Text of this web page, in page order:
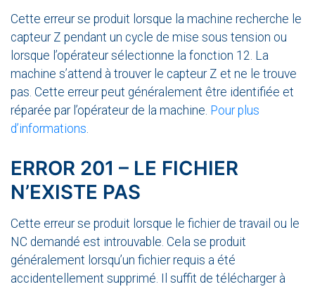
Cette erreur se produit lorsque la machine recherche le
capteur Z pendant un cycle de mise sous tension ou
lorsque l’opérateur sélectionne la fonction 12. La
machine s’attend à trouver le capteur Z et ne le trouve
pas. Cette erreur peut généralement être identifiée et
réparée par l’opérateur de la machine. Pour plus
d’informations
ERROR 201 – LE FICHIER
N’EXISTE PAS
Cette erreur se produit lorsque le fichier de travail ou le
NC demandé est introuvable. Cela se produit
généralement lorsqu’un fichier requis a été
accidentellement supprimé. Il suffit de télécharger à